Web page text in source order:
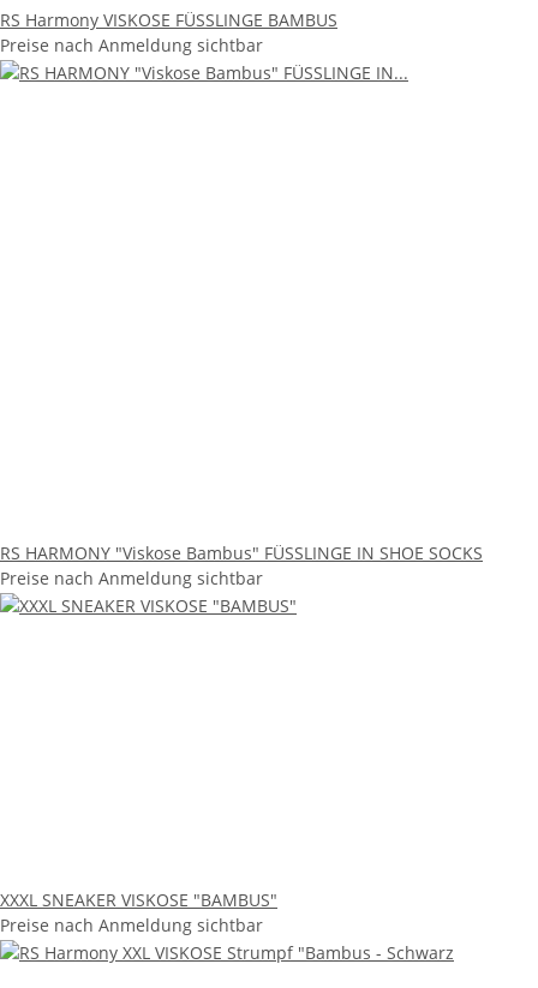
RS Harmony VISKOSE FÜSSLINGE BAMBUS
Preise nach Anmeldung sichtbar
RS HARMONY "Viskose Bambus" FÜSSLINGE IN SHOE SOCKS
Preise nach Anmeldung sichtbar
XXXL SNEAKER VISKOSE "BAMBUS"
Preise nach Anmeldung sichtbar